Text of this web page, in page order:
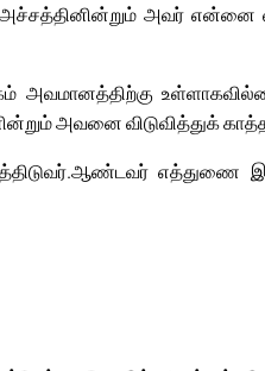
அவர் என்னை
அவமானத்திற்கு
அவனை விடுவித்துக்
ஆண்டவர் எத்துணை